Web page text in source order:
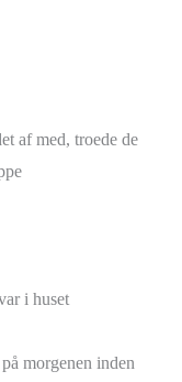
af med, troede de
i huset
morgenen inden